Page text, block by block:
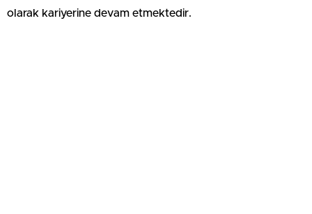
olarak kariyerine devam etmektedir.